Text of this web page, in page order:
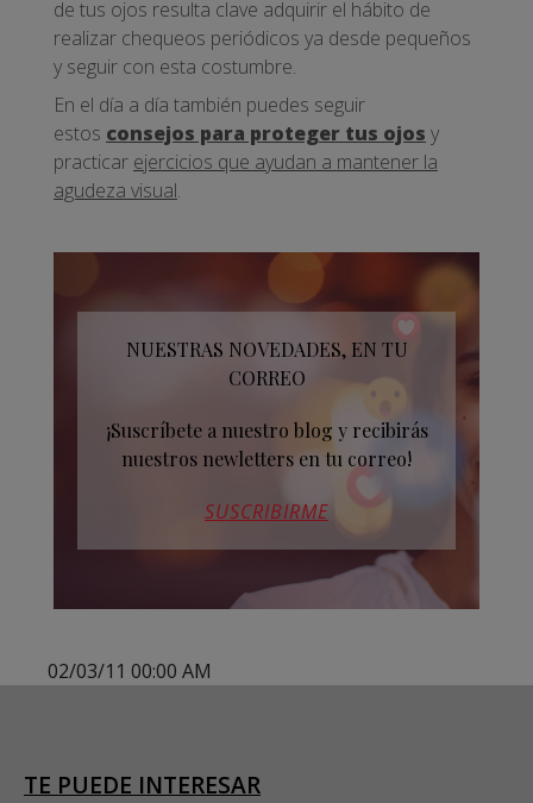
de tus ojos resulta clave adquirir el hábito de
realizar chequeos periódicos ya desde pequeños
y seguir con esta costumbre.
En el día a día también puedes seguir
estos consejos para proteger tus ojos y
practicar ejercicios que ayudan a mantener la
agudeza visual.
NUESTRAS NOVEDADES, EN TU
CORREO
¡Suscríbete a nuestro blog y recibirás
nuestros newletters en tu correo!
SUSCRIBIRME
02/03/11 00:00 AM
TE PUEDE INTERESAR